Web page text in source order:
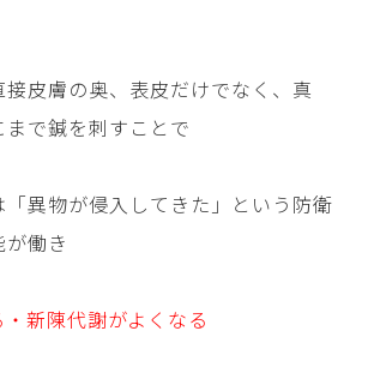
皮膚の奥、表皮だけでなく、真
で鍼を刺すことで
異物が侵入してきた」という防衛
働き
新陳代謝がよくなる